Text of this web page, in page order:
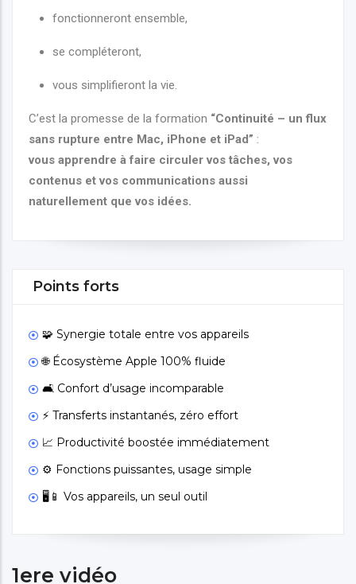
fonctionneront ensemble,
se compléteront,
vous simplifieront la vie.
C’est la promesse de la formation “Continuité – un flux
sans rupture entre Mac, iPhone et iPad” :
vous apprendre à faire circuler vos tâches, vos
contenus et vos communications aussi
naturellement que vos idées.
Points forts
🧩 Synergie totale entre vos appareils
🌐 Écosystème Apple 100% fluide
🛋️ Confort d’usage incomparable
⚡ Transferts instantanés, zéro effort
📈 Productivité boostée immédiatement
⚙️ Fonctions puissantes, usage simple
🖥️📱 Vos appareils, un seul outil
1ere vidéo